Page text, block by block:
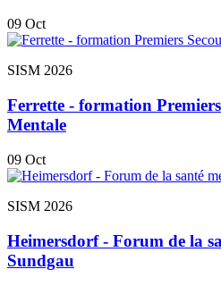
09 Oct
SISM 2026
Ferrette - formation
Mentale
09 Oct
SISM 2026
Heimersdorf - Forum de la
Sundgau